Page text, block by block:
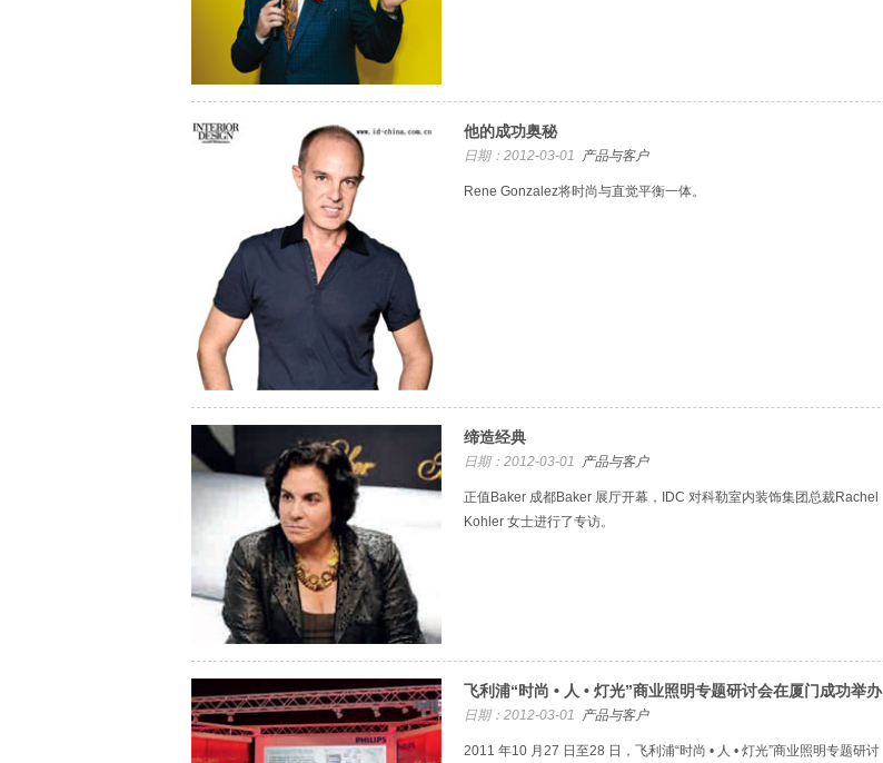
他的成功奥秘
日期：2012-03-01 产品与客户
Rene Gonzalez将时尚与直觉平衡一体。
缔造经典
日期：2012-03-01 产品与客户
正值Baker 成都Baker 展厅开幕，IDC 对科勒室内装饰集团总裁Rachel
Kohler 女士进行了专访。
飞利浦“时尚 • 人 • 灯光”商业照明专题研讨会在厦门成功举办
日期：2012-03-01 产品与客户
2011 年10 月27 日至28 日，飞利浦“时尚 • 人 • 灯光”商业照明专题研讨